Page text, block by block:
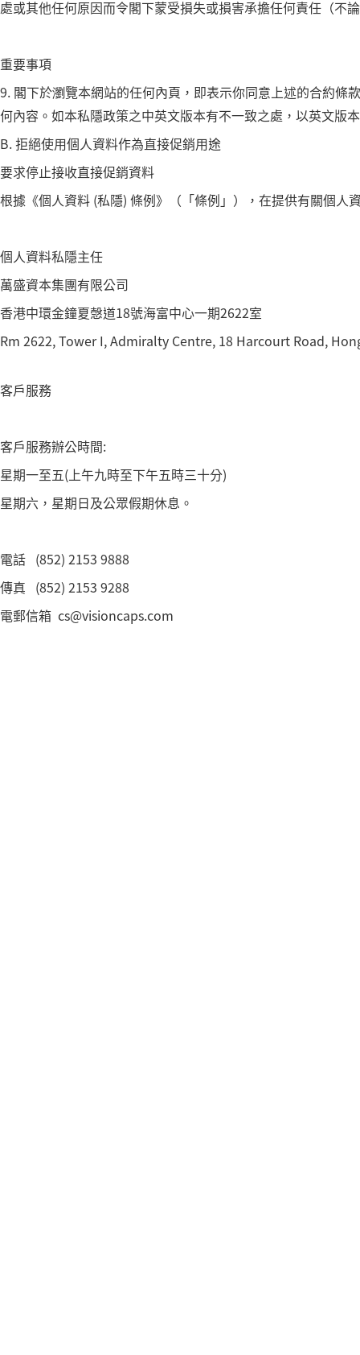
處或其他任何原因而令閣下蒙受損失或損害承擔任何責任（不
重要事項
9. 閣下於瀏覽本網站的任何內頁，即表示你同意上述的合約
何內容。如本私隱政策之中英文版本有不一致之處，以英文版
B. 拒絕使用個人資料作為直接促銷用途
要求停止接收直接促銷資料
根據《個人資料 (私隱) 條例》（「條例」），在提供有關個人
個人資料私隱主任
萬盛資本集團有限公司
香港中環金鐘夏愨道18號海富中心一期2622室
Rm 2622, Tower I, Admiralty Centre, 18 Harcourt Road,
客戶服務
客戶服務辦公時間:
星期一至五(上午九時至下午五時三十分)
星期六，星期日及公眾假期休息。
電話 (852) 2153 9888
傳真 (852) 2153 9288
電郵信箱 cs@visioncaps.com